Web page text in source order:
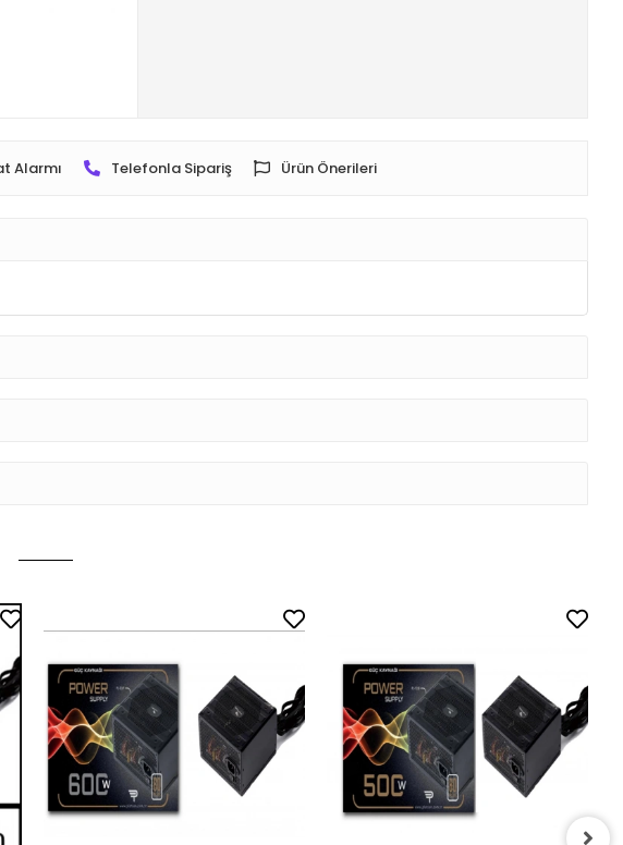
Alarmı Telefonla Sipariş Ürün Önerileri